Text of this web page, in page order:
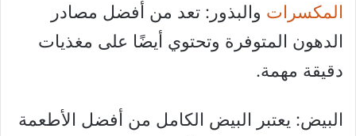
المكسرات والبذور: تعد من أفضل مصادر
الدهون المتوفرة وتحتوي أيضًا على مغذيات
دقيقة مهمة.
البيض: يعتبر البيض الكامل من أفضل الأطعمة